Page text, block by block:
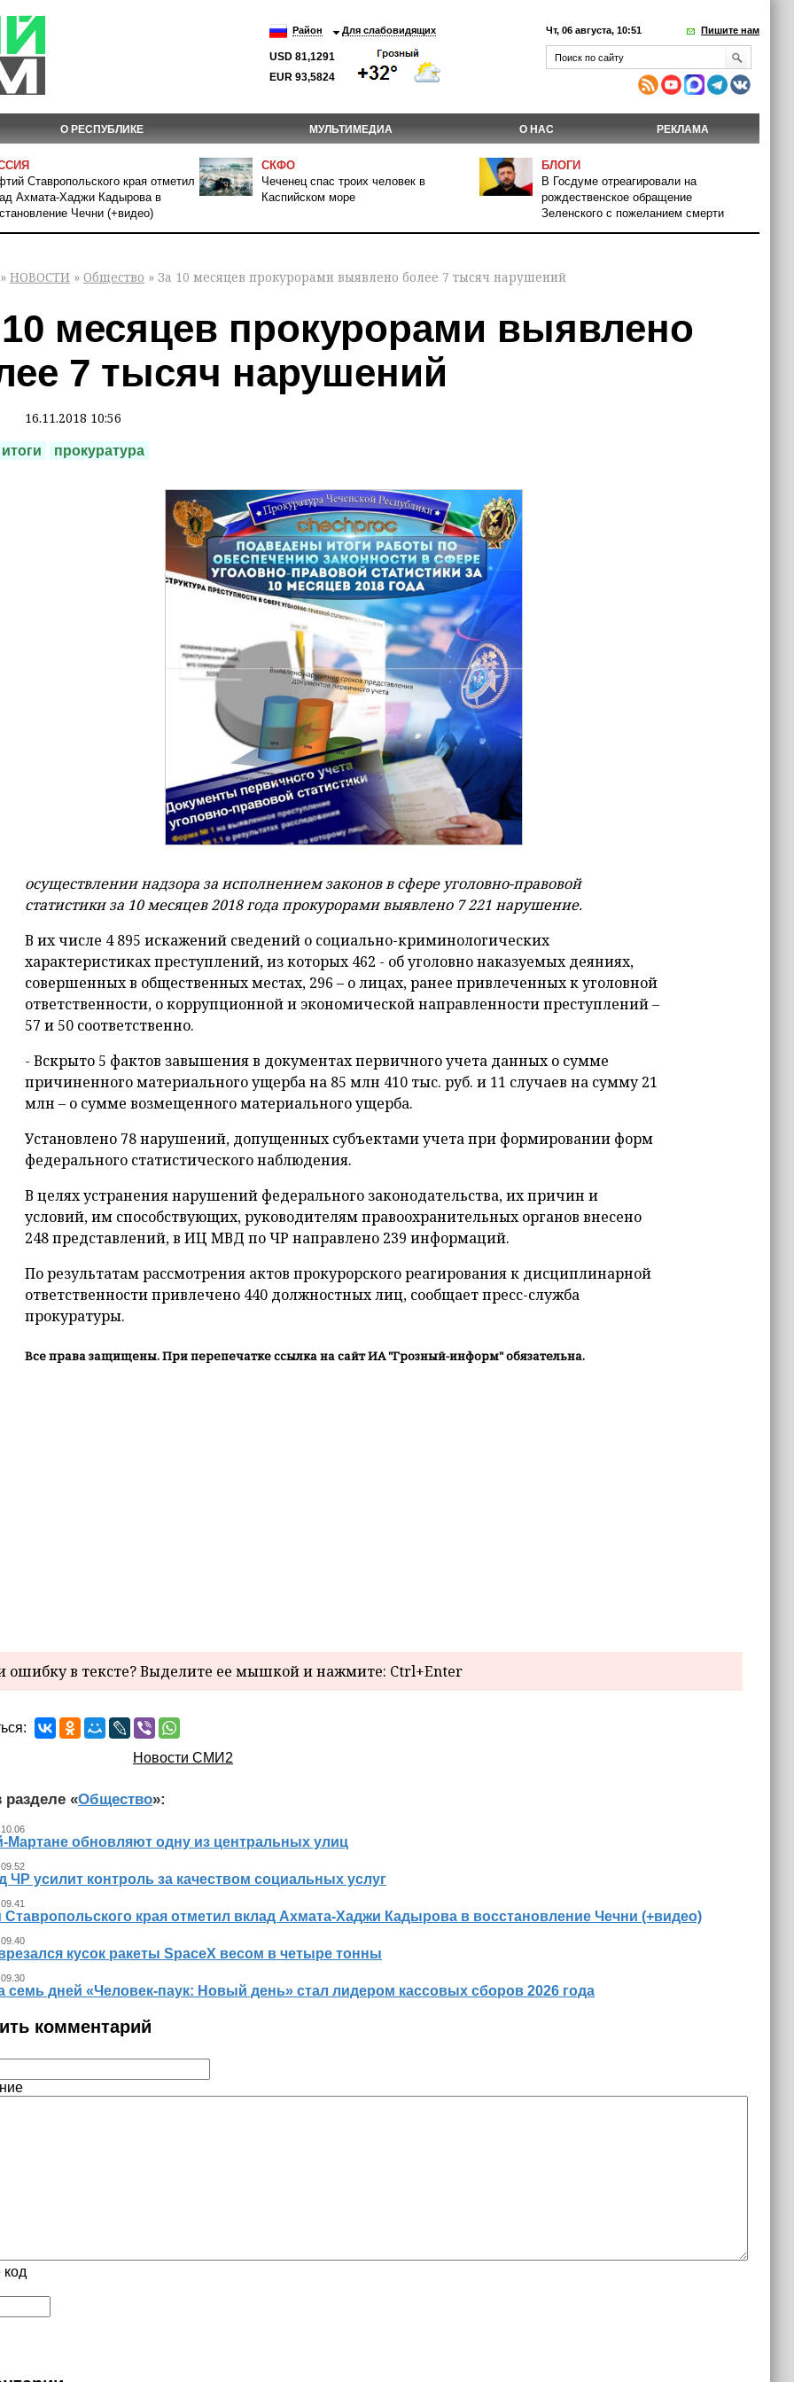
Район Для слабовидящих
USD 81,1291
EUR 93,5824
Чт, 06 августа, 10:51 Пишите нам
О РЕСПУБЛИКЕ МУЛЬТИМЕДИА О НАС РЕКЛАМА
Ставропольского края отметил
Ахмата-Хаджи Кадырова в
Чечни (+видео)
СКФО
Чеченец спас троих человек в
Каспийском море
БЛОГИ
В Госдуме отреагировали на
рождественское обращение
Зеленского с пожеланием смерти
» НОВОСТИ » Общество » За 10 месяцев прокурорами выявлено более 7 тысяч нарушений
месяцев прокурорами выявлено
7 тысяч нарушений
16.11.2018 10:56
итоги
прокуратура
осуществлении надзора за исполнением законов в сфере уголовно-правовой
статистики за 10 месяцев 2018 года прокурорами выявлено 7 221 нарушение.
В их числе 4 895 искажений сведений о социально-криминологических
характеристиках преступлений, из которых 462 - об уголовно наказуемых деяниях,
совершенных в общественных местах, 296 – о лицах, ранее привлеченных к уголовной
ответственности, о коррупционной и экономической направленности преступлений –
57 и 50 соответственно.
- Вскрыто 5 фактов завышения в документах первичного учета данных о сумме
причиненного материального ущерба на 85 млн 410 тыс. руб. и 11 случаев на сумму 21
млн – о сумме возмещенного материального ущерба.
Установлено 78 нарушений, допущенных субъектами учета при формировании форм
федерального статистического наблюдения.
В целях устранения нарушений федерального законодательства, их причин и
условий, им способствующих, руководителям правоохранительных органов внесено
248 представлений, в ИЦ МВД по ЧР направлено 239 информаций.
По результатам рассмотрения актов прокурорского реагирования к дисциплинарной
ответственности привлечено 440 должностных лиц, сообщает пресс-служба
прокуратуры.
Все права защищены. При перепечатке ссылка на сайт ИА "Грозный-информ" обязательна.
в тексте? Выделите ее мышкой и нажмите: Ctrl+Enter
Новости СМИ2
разделе «Общество»:
Мартане обновляют одну из центральных улиц
ЧР усилит контроль за качеством социальных услуг
края отметил вклад Ахмата-Хаджи Кадырова в восстановление Чечни (+видео)
кусок ракеты SpaceX весом в четыре тонны
семь дней «Человек‑паук: Новый день» стал лидером кассовых сборов 2026 года
комментарий
код